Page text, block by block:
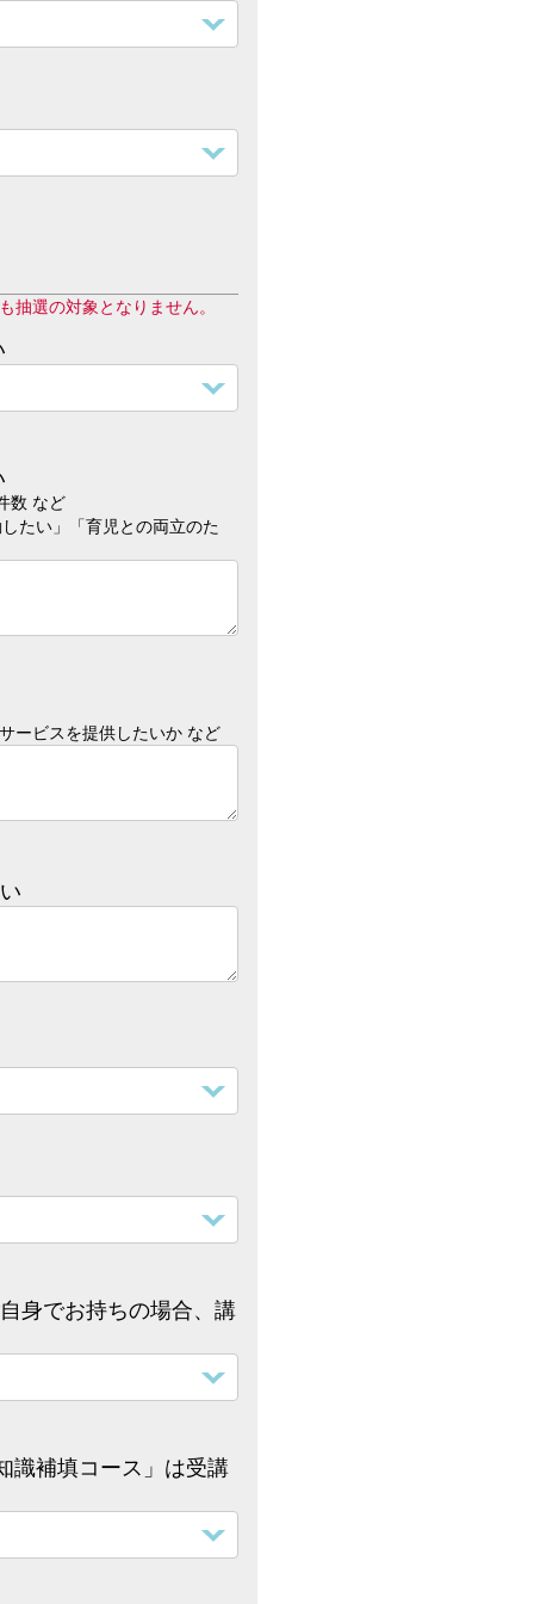
選の対象となりません。
数 など
たい」「育児との両立のた
ービスを提供したいか など
身でお持ちの場合、講
識補填コース」は受講